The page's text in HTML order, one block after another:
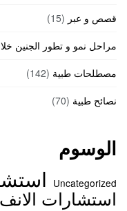
قصص و عبر (15)
مراحل نمو و تطور الجنين
مصطلحات طبية (142)
نصائح طبية (70)
الوسوم
Uncategorized
استشارات